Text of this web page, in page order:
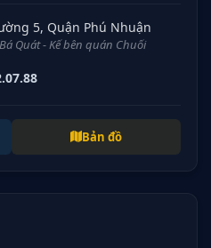
5, Quận Phú Nhuận
Quát - Kế bên quán Chuối
Bản đồ